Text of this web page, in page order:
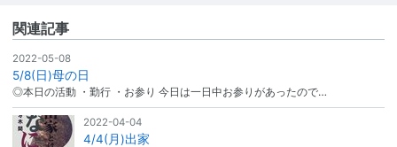
関連記事
2022-05-08
5/8(日)母の日
◎本日の活動 ・勤行 ・お参り 今日は一日中お参りがあったので…
2022-04-04
4/4(月)出家